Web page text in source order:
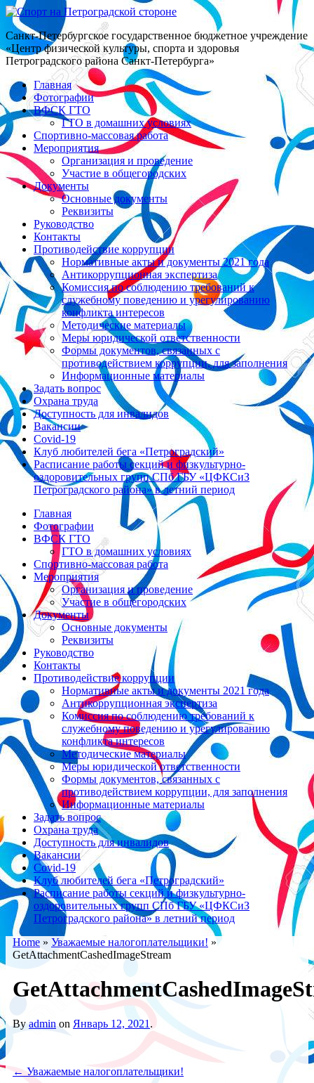
Санкт-Петербургское государственное бюджетное учреждение
«Центр физической культуры, спорта и здоровья
Петроградского района Санкт-Петербурга»
Главная
Фотографии
ВФСК ГТО
ГТО в домашних условиях
Спортивно-массовая работа
Мероприятия
Организация и проведение
Участие в общегородских
Документы
Основные документы
Реквизиты
Руководство
Контакты
Противодействие коррупции
Нормативные акты и документы 2021 года
Антикоррупционная экспертиза
Комиссия по соблюдению требований к
служебному поведению и урегулированию
конфликта интересов
Методические материалы
Меры юридической ответственности
Формы документов, связанных с
противодействием коррупции, для заполнения
Информационные материалы
Задать вопрос
Охрана труда
Доступность для инвалидов
Вакансии
Covid-19
Клуб любителей бега «Петроградский»
Расписание работы секций и физкультурно-
оздоровительных групп СПб ГБУ «ЦФКСиЗ
Петроградского района» в летний период
Главная
Фотографии
ВФСК ГТО
ГТО в домашних условиях
Спортивно-массовая работа
Мероприятия
Организация и проведение
Участие в общегородских
Документы
Основные документы
Реквизиты
Руководство
Контакты
Противодействие коррупции
Нормативные акты и документы 2021 года
Антикоррупционная экспертиза
Комиссия по соблюдению требований к
служебному поведению и урегулированию
конфликта интересов
Методические материалы
Меры юридической ответственности
Формы документов, связанных с
противодействием коррупции, для заполнения
Информационные материалы
Задать вопрос
Охрана труда
Доступность для инвалидов
Вакансии
Covid-19
Клуб любителей бега «Петроградский»
Расписание работы секций и физкультурно-
оздоровительных групп СПб ГБУ «ЦФКСиЗ
Петроградского района» в летний период
Home » Уважаемые налогоплательщики! »
GetAttachmentCashedImageStream
Byadmin on Январь 12, 2021 .
← Уважаемые налогоплательщики!